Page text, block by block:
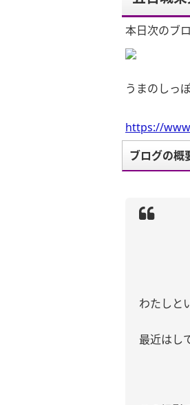
本日次のブ
うまのしっ
https://
ブログの概
わたしと
最近はし